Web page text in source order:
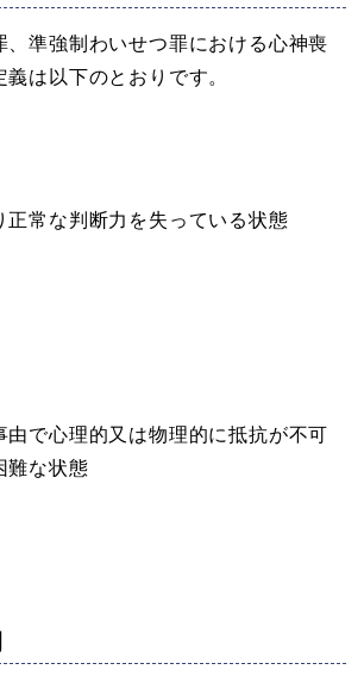
準強制わいせつ罪における心神喪
は以下のとおりです。
正常な判断力を失っている状態
由で心理的又は物理的に抵抗が不可
難な状態